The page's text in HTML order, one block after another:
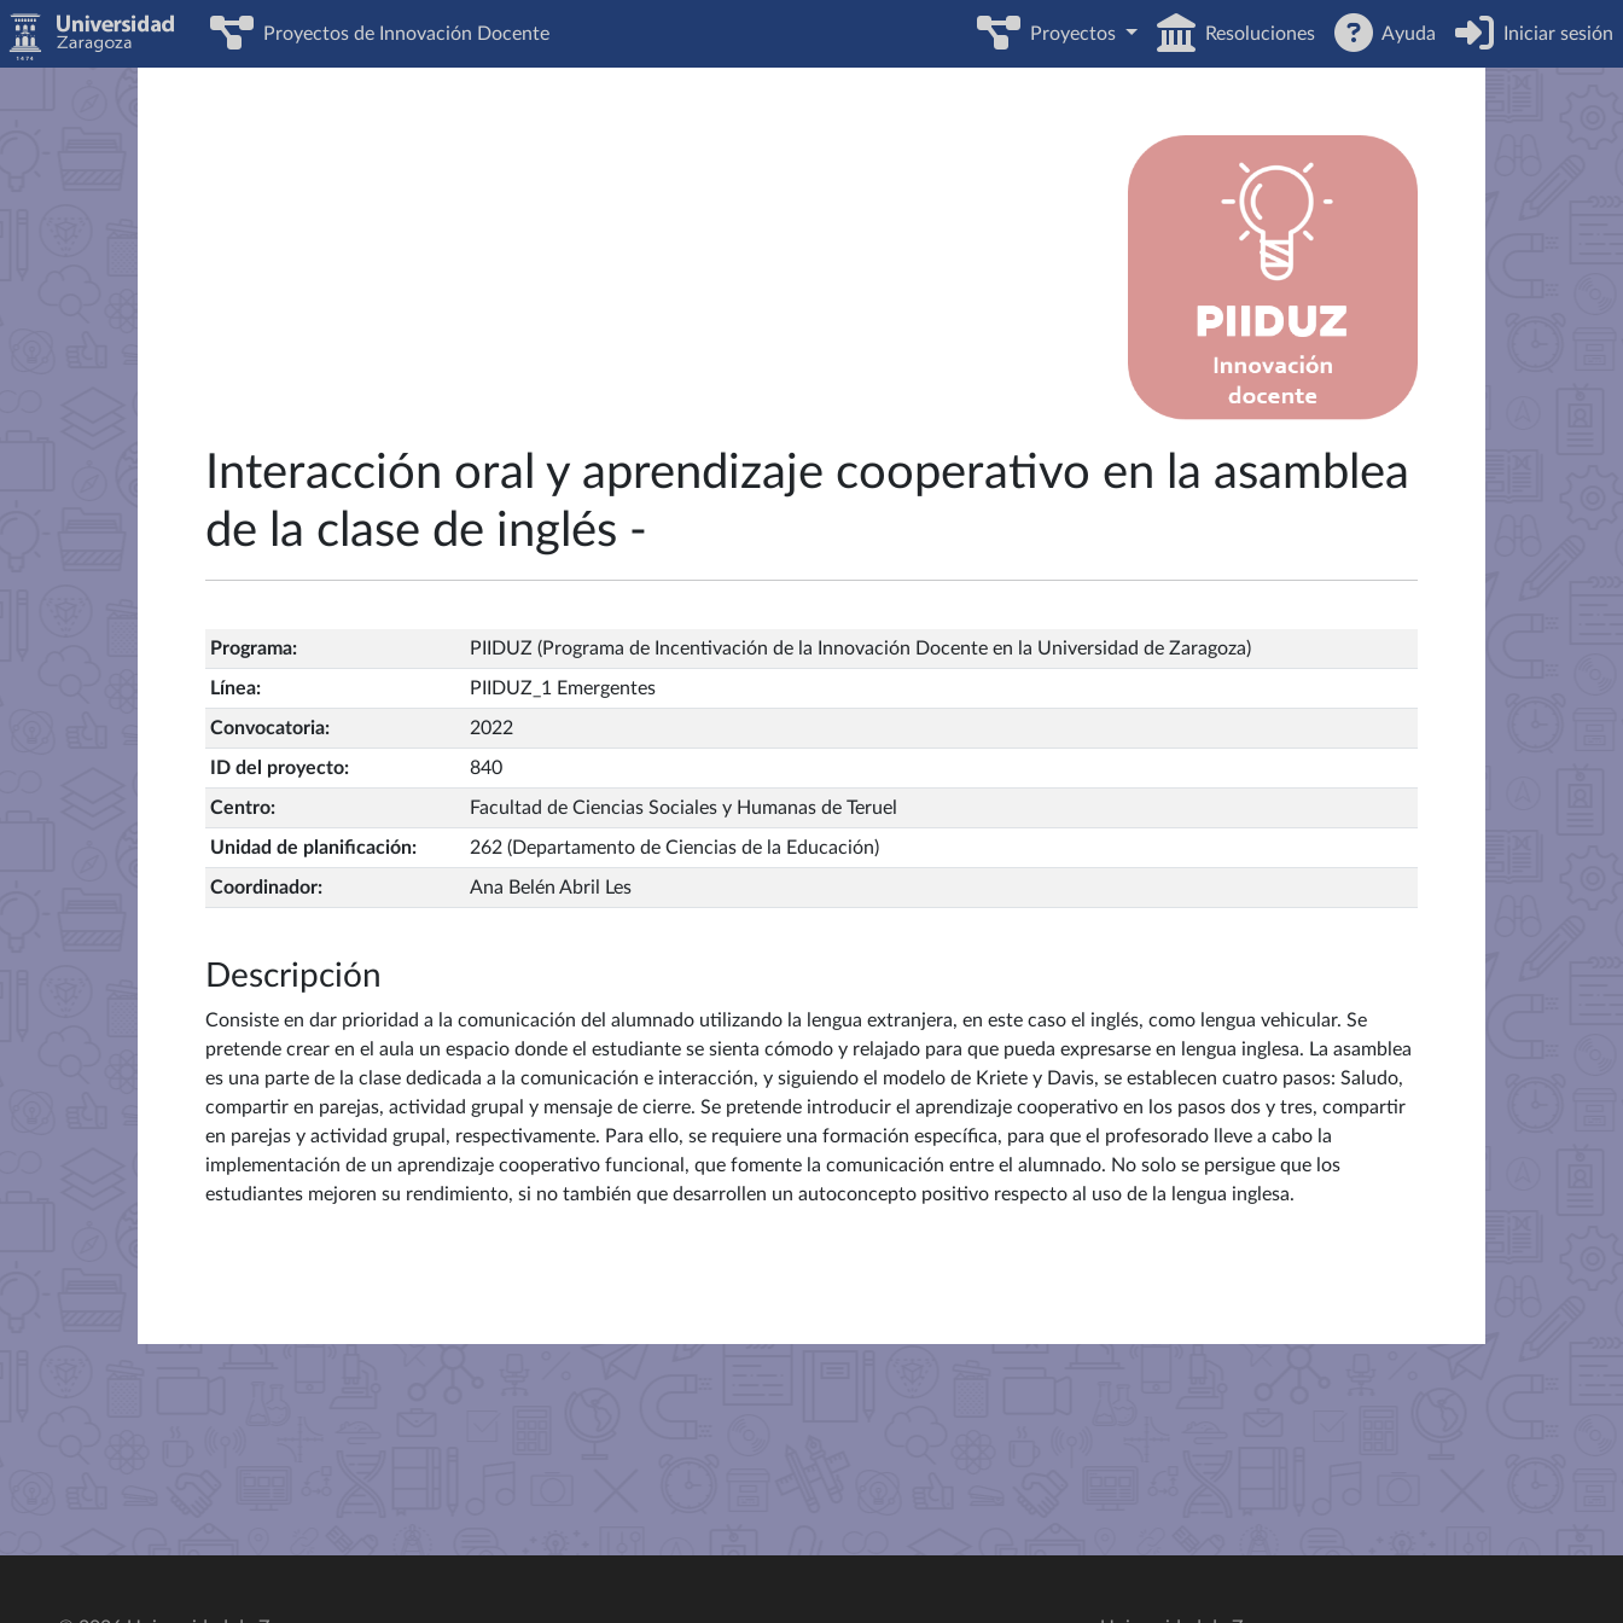
Proyectos de Innovación Docente Proyectos Resoluciones Ayuda Iniciar sesión
Interacción oral y aprendizaje cooperativo en la asamblea
de la clase de inglés -
Programa: PIIDUZ (Programa de Incentivación de la Innovación Docente en la Universidad de Zaragoza)
Línea: PIIDUZ_1 Emergentes
Convocatoria: 2022
ID del proyecto: 840
Centro: Facultad de Ciencias Sociales y Humanas de Teruel
Unidad de planificación: 262 (Departamento de Ciencias de la Educación)
Coordinador: Ana Belén Abril Les
Descripción
Consiste en dar prioridad a la comunicación del alumnado utilizando la lengua extranjera, en este caso el inglés, como lengua vehicular. Se
pretende crear en el aula un espacio donde el estudiante se sienta cómodo y relajado para que pueda expresarse en lengua inglesa. La asamblea
es una parte de la clase dedicada a la comunicación e interacción, y siguiendo el modelo de Kriete y Davis, se establecen cuatro pasos: Saludo,
compartir en parejas, actividad grupal y mensaje de cierre. Se pretende introducir el aprendizaje cooperativo en los pasos dos y tres, compartir
en parejas y actividad grupal, respectivamente. Para ello, se requiere una formación específica, para que el profesorado lleve a cabo la
implementación de un aprendizaje cooperativo funcional, que fomente la comunicación entre el alumnado. No solo se persigue que los
estudiantes mejoren su rendimiento, si no también que desarrollen un autoconcepto positivo respecto al uso de la lengua inglesa.